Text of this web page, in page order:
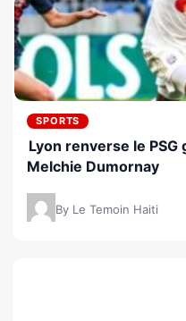
SPORTS
Lyon renverse le PSG
Melchie Dumornay
By Le Temoin Haiti